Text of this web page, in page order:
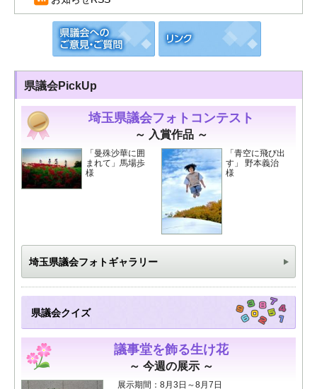
県議会へのご意見・ご
質問
県議会PickUp
埼玉県議会フォトコンテスト
～ 入賞作品 ～
「曼殊沙華に囲
まれて」馬場歩
様
「青空に飛び出
す」 野本義治
様
埼玉県議会フォトギャラリー
県議会クイズ
議事堂を飾る生け花
～ 今週の展示 ～
展示期間：8月3日～8月7日